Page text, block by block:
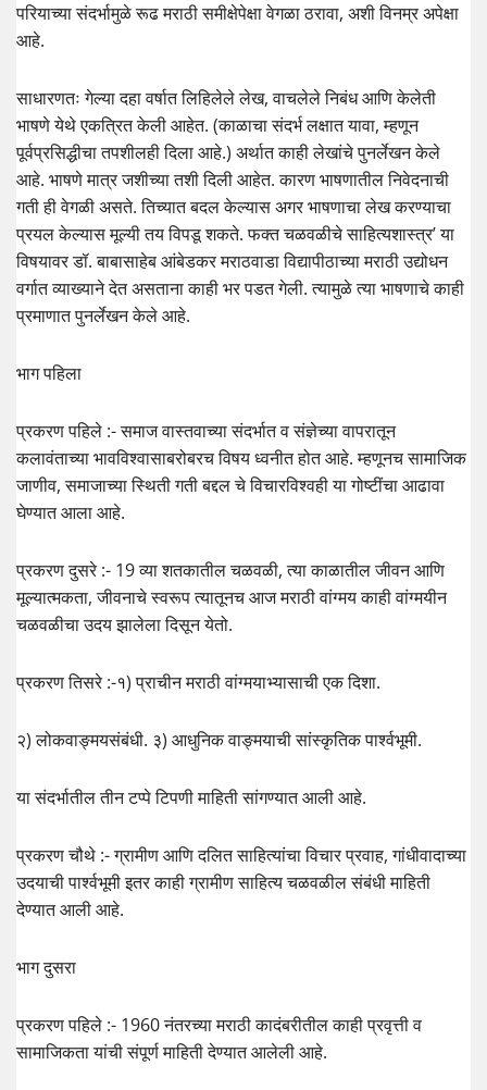
परियाच्या संदर्भामुळे रूढ मराठी समीक्षेपेक्षा वेगळा ठरावा, अशी विनम्र अपेक्षा
आहे.
साधारणतः गेल्या दहा वर्षात लिहिलेले लेख, वाचलेले निबंध आणि केलेती
भाषणे येथे एकत्रित केली आहेत. (काळाचा संदर्भ लक्षात यावा, म्हणून
पूर्वप्रसिद्धीचा तपशीलही दिला आहे.) अर्थात काही लेखांचे पुनर्लेखन केले
आहे. भाषणे मात्र जशीच्या तशी दिली आहेत. कारण भाषणातील निवेदनाची
गती ही वेगळी असते. तिच्यात बदल केल्यास अगर भाषणाचा लेख करण्याचा
प्रयल केल्यास मूल्यी तय विपडू शकते. फक्त चळवळीचे साहित्यशास्त्र’ या
विषयावर डॉ. बाबासाहेब आंबेडकर मराठवाडा विद्यापीठाच्या मराठी उ‌द्योधन
वर्गात व्याख्याने देत असताना काही भर पडत गेली. त्यामुळे त्या भाषणाचे काही
प्रमाणात पुनर्लेखन केले आहे.
भाग पहिला
प्रकरण पहिले :- समाज वास्तवाच्या संदर्भात व संज्ञेच्या वापरातून
कलावंताच्या भावविश्वासाबरोबरच विषय ध्वनीत होत आहे. म्हणूनच सामाजिक
जाणीव, समाजाच्या स्थिती गती बद्दल चे विचारविश्वही या गोष्टींचा आढावा
घेण्यात आला आहे.
प्रकरण दुसरे :- 19 व्या शतकातील चळवळी, त्या काळातील जीवन आणि
मूल्यात्मकता, जीवनाचे स्वरूप त्यातूनच आज मराठी वांग्मय काही वांग्मयीन
चळवळीचा उदय झालेला दिसून येतो.
प्रकरण तिसरे :-१) प्राचीन मराठी वांग्मयाभ्यासाची एक दिशा.
२) लोकवाङ्मयसंबंधी. ३) आधुनिक वाङ्मयाची सांस्कृतिक पार्श्वभूमी.
या संदर्भातील तीन टप्पे टिपणी माहिती सांगण्यात आली आहे.
प्रकरण चौथे :- ग्रामीण आणि दलित साहित्यांचा विचार प्रवाह, गांधीवादाच्या
उदयाची पार्श्वभूमी इतर काही ग्रामीण साहित्य चळवळील संबंधी माहिती
देण्यात आली आहे.
भाग दुसरा
प्रकरण पहिले :- 1960 नंतरच्या मराठी कादंबरीतील काही प्रवृत्ती व
सामाजिकता यांची संपूर्ण माहिती देण्यात आलेली आहे.